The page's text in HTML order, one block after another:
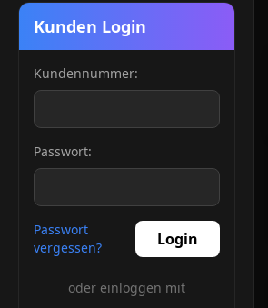
Kunden Login
Kundennummer:
Passwort:
Passwort
vergessen?
Login
oder einloggen mit